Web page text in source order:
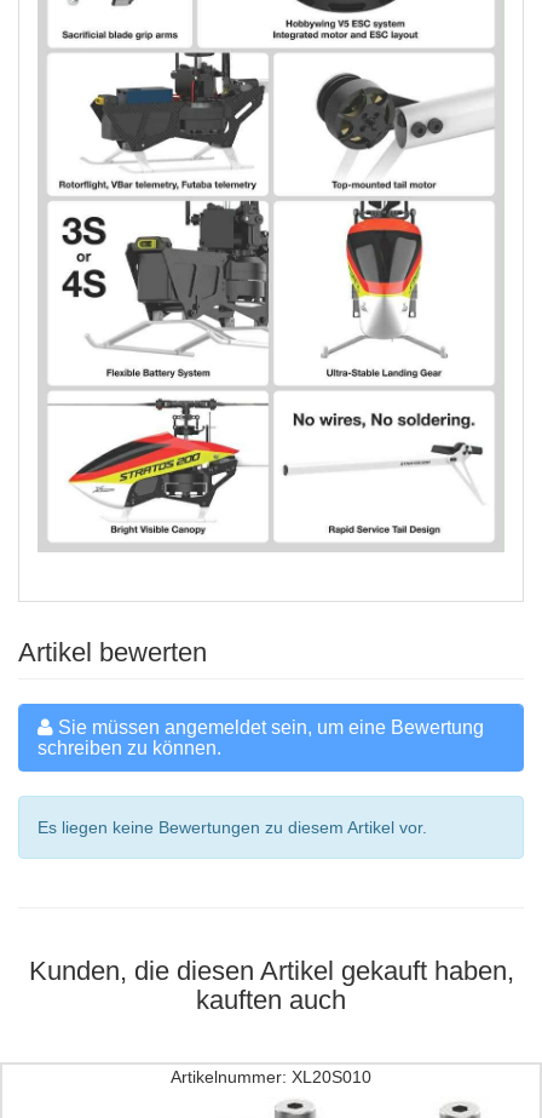
Artikel bewerten
Sie müssen angemeldet sein, um eine Bewertung
schreiben zu können.
Es liegen keine Bewertungen zu diesem Artikel vor.
Kunden, die diesen Artikel gekauft haben,
kauften auch
Artikelnummer: XL20S010